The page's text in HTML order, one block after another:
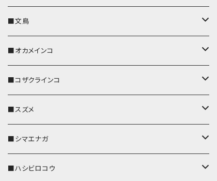
キーカバー
キーホルダー
パスケース
リール付きストラップ
リールのみ
ストラップ付
IDカードホルダー
キーケース
■文鳥
キーカバー
キーホルダー
パスケース
リール付きストラップ
リールのみ
キーケース
■オカメインコ
キーカバー
キーホルダー
パスケース
IDカードホルダー
■コザクラインコ
キーカバー
キーホルダー
パスケース
■スズメ
キーカバー
キーホルダー
■シマエナガ
キーカバー
■ハシビロコウ